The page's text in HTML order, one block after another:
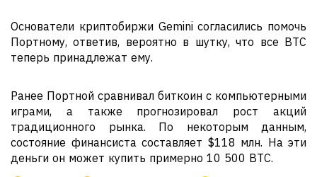
Основатели криптобиржи Gemini согласились помочь
Портному, ответив, вероятно в шутку, что все BTC
теперь принадлежат ему.
Ранее Портной сравнивал биткоин с компьютерными
играми, а также прогнозировал рост акций
традиционного рынка. По некоторым данным,
состояние финансиста составляет $118 млн. На эти
деньги он может купить примерно 10 500 BTC.